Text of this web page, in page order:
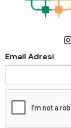
Email Adresi